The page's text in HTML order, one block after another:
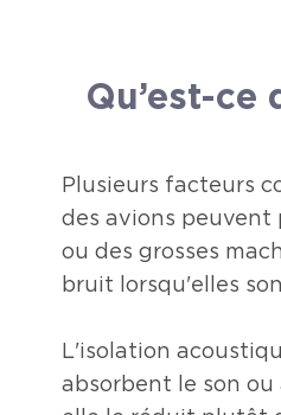
Qu’est-ce
Plusieurs facteurs
des avions peuvent
ou des grosses
bruit lorsqu'elles
L'isolation
absorbent le son